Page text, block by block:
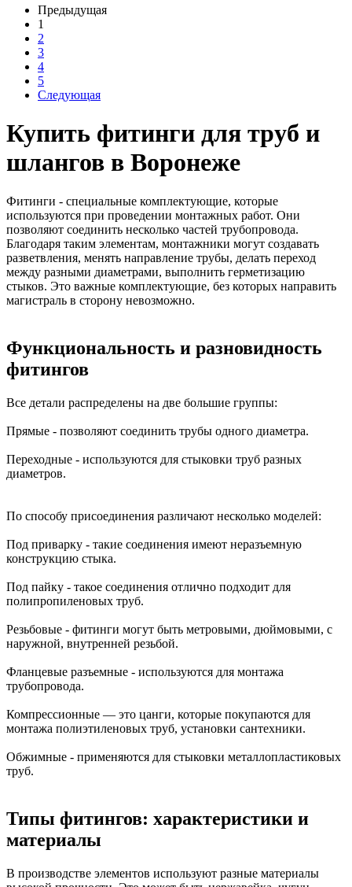
Предыдущая
1
2
3
4
5
Следующая
Купить фитинги для труб и
шлангов в Воронеже
Фитинги - специальные комплектующие, которые
используются при проведении монтажных работ. Они
позволяют соединить несколько частей трубопровода.
Благодаря таким элементам, монтажники могут создавать
разветвления, менять направление трубы, делать переход
между разными диаметрами, выполнить герметизацию
стыков. Это важные комплектующие, без которых направить
магистраль в сторону невозможно.
Функциональность и разновидность
фитингов
Все детали распределены на две большие группы:
Прямые - позволяют соединить трубы одного диаметра.
Переходные - используются для стыковки труб разных
диаметров.
По способу присоединения различают несколько моделей:
Под приварку - такие соединения имеют неразъемную
конструкцию стыка.
Под пайку - такое соединения отлично подходит для
полипропиленовых труб.
Резьбовые - фитинги могут быть метровыми, дюймовыми, с
наружной, внутренней резьбой.
Фланцевые разъемные - используются для монтажа
трубопровода.
Компрессионные — это цанги, которые покупаются для
монтажа полиэтиленовых труб, установки сантехники.
Обжимные - применяются для стыковки металлопластиковых
труб.
Типы фитингов: характеристики и
материалы
В производстве элементов используют разные материалы